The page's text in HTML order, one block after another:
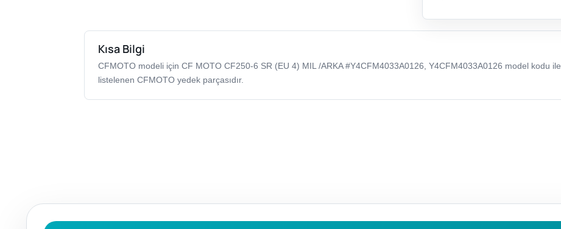
Kısa Bilgi
CFMOTO modeli için CF MOTO CF250-6 SR (EU 4) MIL /ARKA #Y4CFM4033A0126, Y4CFM4033A0126 model kodu ile
listelenen CFMOTO yedek parçasıdır.